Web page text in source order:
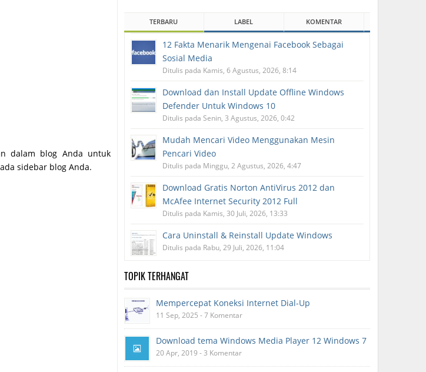
dalam blog Anda untuk
sidebar blog Anda.
TERBARU LABEL KOMENTAR
12 Fakta Menarik Mengenai Facebook Sebagai
Sosial Media
Ditulis pada Kamis, 6 Agustus, 2026, 8:14
Download dan Install Update Offline Windows
Defender Untuk Windows 10
Ditulis pada Senin, 3 Agustus, 2026, 0:42
Mudah Mencari Video Menggunakan Mesin
Pencari Video
Ditulis pada Minggu, 2 Agustus, 2026, 4:47
Download Gratis Norton AntiVirus 2012 dan
McAfee Internet Security 2012 Full
Ditulis pada Kamis, 30 Juli, 2026, 13:33
Cara Uninstall & Reinstall Update Windows
Ditulis pada Rabu, 29 Juli, 2026, 11:04
TOPIK TERHANGAT
Mempercepat Koneksi Internet Dial-Up
11 Sep, 2025 - 7 Komentar
Download tema Windows Media Player 12 Windows 7
20 Apr, 2019 - 3 Komentar